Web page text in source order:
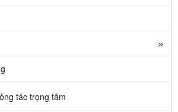
tác trọng tâm